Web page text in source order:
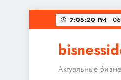
Перейти
к
7:06:20 PM
Актуальные